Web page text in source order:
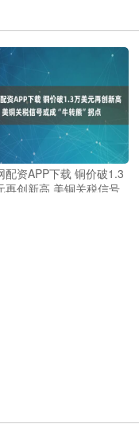
配资APP下载 铜价破1.3
再创新高 美铜关税信号